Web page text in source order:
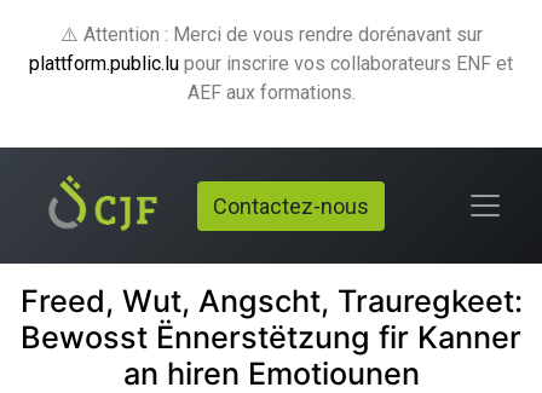
⚠️ Attention : Merci de vous rendre dorénavant sur
plattform.public.lu pour inscrire vos collaborateurs ENF et
AEF aux formations.
Contactez-nous
Freed, Wut, Angscht, Trauregkeet:
Bewosst Ënnerstëtzung fir Kanner
an hiren Emotiounen